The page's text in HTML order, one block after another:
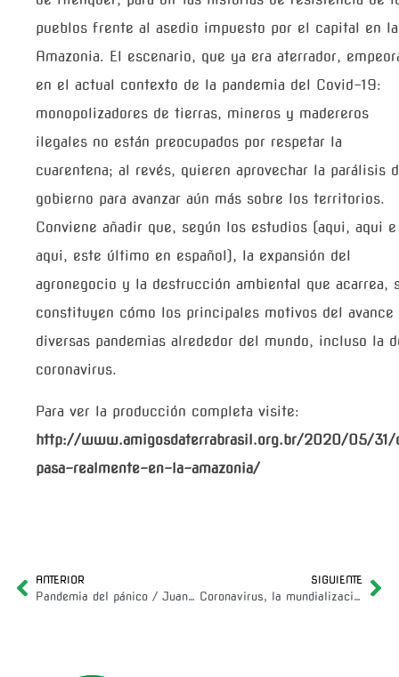
pueblos frente al asedio impuesto por el capital en la
Amazonia. El escenario, que ya era aterrador,
en el actual contexto de la pandemia del Covid-19:
monopolizadores de tierras, mineros y madereros
ilegales no están preocupados por respetar la
cuarentena; al revés, quieren aprovechar la parálisis
gobierno para avanzar aún más sobre los territorios.
Conviene añadir que, según los estudios (aqui, aqui e
aqui, este último en español), la expansión del
agronegocio y la destrucción ambiental que acarrea,
constituyen cómo los principales motivos del avance
diversas pandemias alrededor del mundo, incluso la
coronavirus.
Para ver la producción completa visite:
http://www.amigosdaterrabrasil.org.br/2020/05/31/
pasa-realmente-en-la-amazonia/
ANTERIOR
Pandemia del pánico / Juan Almendares
SIGUIENTE
Coronavirus, la mundialización del mal. Por: Juan Almendares